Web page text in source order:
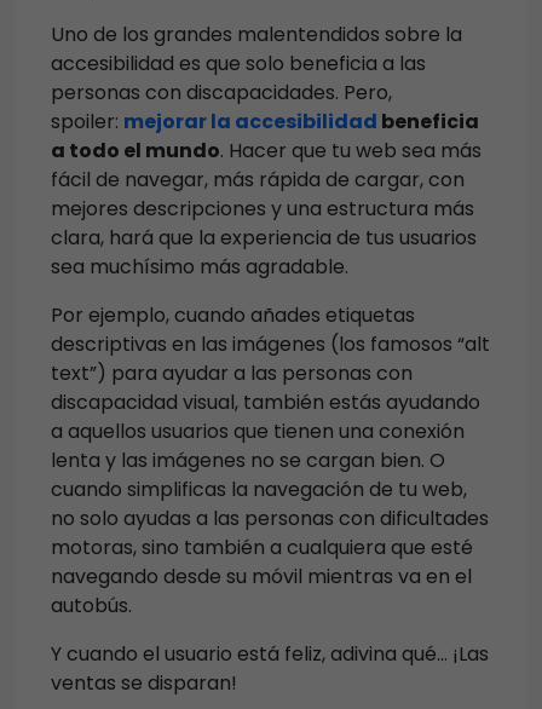
Uno de los grandes malentendidos sobre la
accesibilidad es que solo beneficia a las
personas con discapacidades. Pero,
spoiler: mejorar la accesibilidad beneficia
a todo el mundo. Hacer que tu web sea más
fácil de navegar, más rápida de cargar, con
mejores descripciones y una estructura más
clara, hará que la experiencia de tus usuarios
sea muchísimo más agradable.
Por ejemplo, cuando añades etiquetas
descriptivas en las imágenes (los famosos “alt
text”) para ayudar a las personas con
discapacidad visual, también estás ayudando
a aquellos usuarios que tienen una conexión
lenta y las imágenes no se cargan bien. O
cuando simplificas la navegación de tu web,
no solo ayudas a las personas con dificultades
motoras, sino también a cualquiera que esté
navegando desde su móvil mientras va en el
autobús.
Y cuando el usuario está feliz, adivina qué… ¡Las
ventas se disparan!